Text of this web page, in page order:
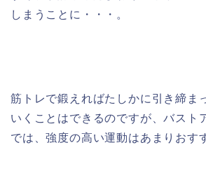
しまうことに・・・。
筋トレで鍛えればたしかに引き締ま
いくことはできるのですが、バスト
では、強度の高い運動はあまりおす